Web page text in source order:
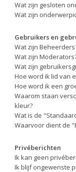
Wat zijn gesloten
Wat zijn
Gebruikers en
Wat zijn
Wat zijn
Wat zijn
Hoe word ik lid van
Hoe word ik een
Waarom staan
kleur?
Wat is de
Waarvoor dient de
Privéberichten
Ik kan geen
Ik blijf ongewenste